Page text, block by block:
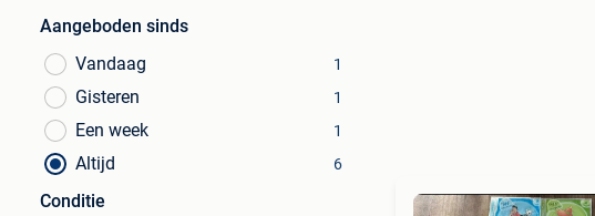
Aangeboden sinds
Vandaag
1
Gisteren 1
Een week 1
Altijd 6
Conditie